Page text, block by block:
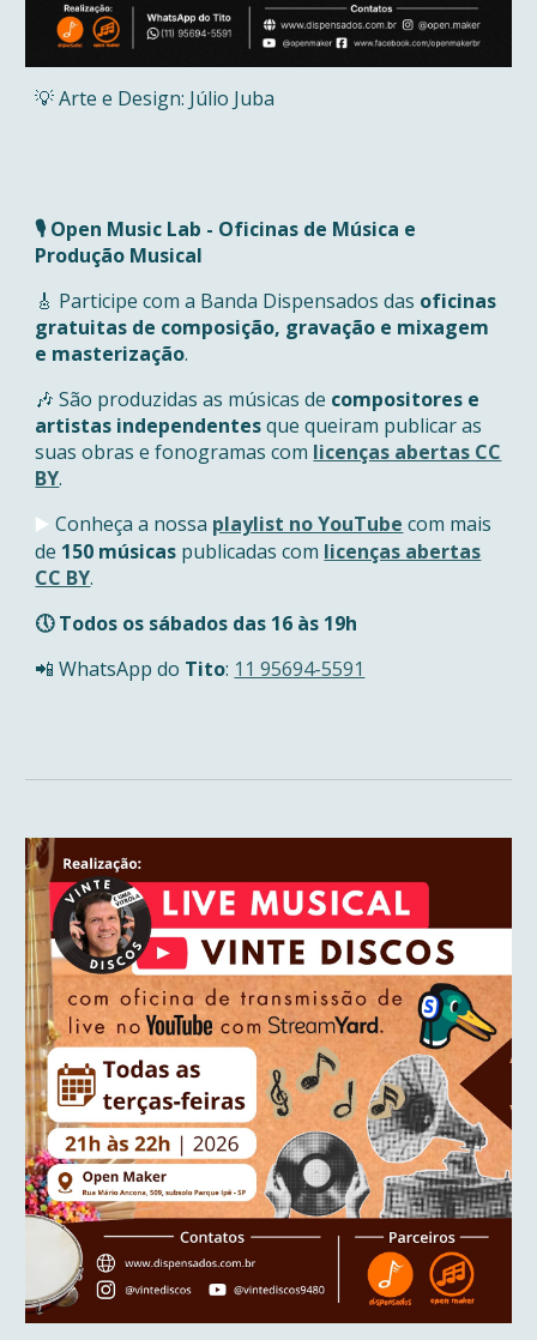
💡 Arte e Design: Júlio Juba
🎙 Open Music Lab - Oficinas de Música e
Produção Musical
🎸 Participe com a Banda Dispensados das oficinas
gratuitas de composição, gravação e mixagem
e masterização.
🎶 São produzidas as músicas de compositores e
artistas independentesque queiram publicar as
suas obras e fonogramas com licenças abertas CC
BY.
▶️Conheça a nossa playlist no YouTube com mais
de 150 músicas publicadas com licenças abertas
CC BY.
🕔 Todos os sábados das 16 às 19h
📲 WhatsApp do Tito: 11 95694-5591